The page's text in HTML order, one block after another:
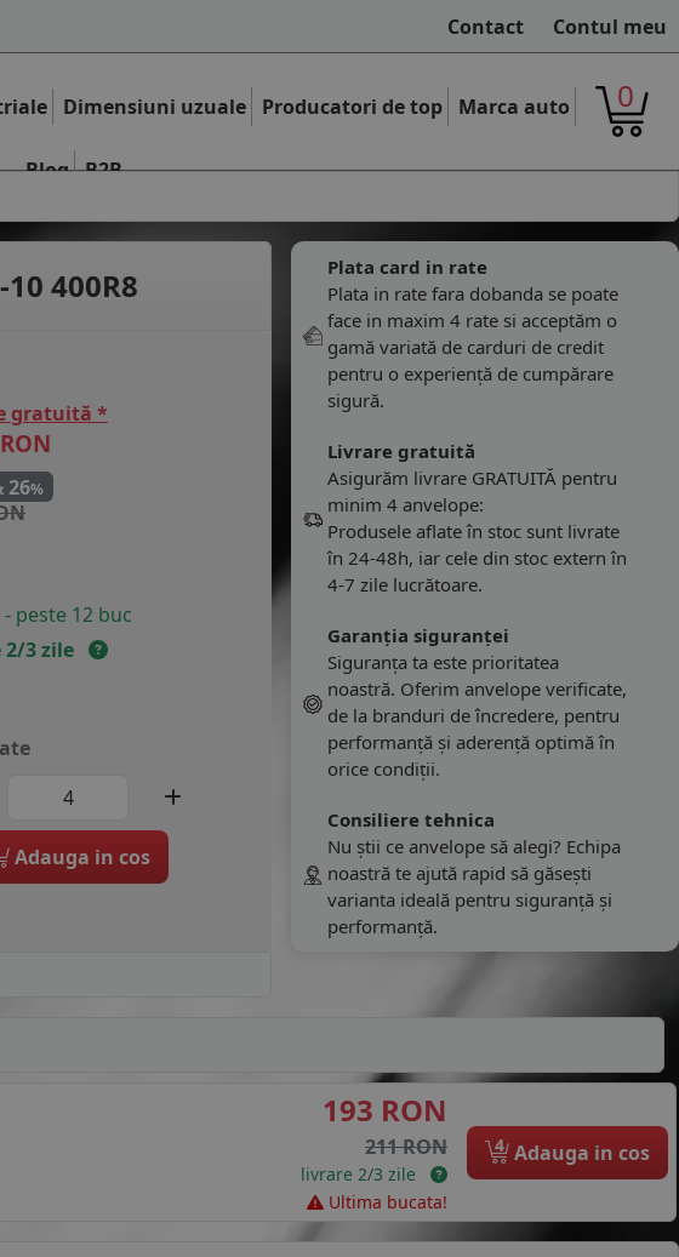
Contact Contul meu
Dimensiuni uzuale Producatori de top Marca auto
Blog B2B
0
10 400R8
gratuită *
RON
26%
peste 12 buc
3 zile
Adauga in cos
Plata card in rate
Plata in rate fara dobanda se poate
face in maxim 4 rate si acceptăm o
gamă variată de carduri de credit
pentru o experiență de cumpărare
sigură.
Livrare gratuită
Asigurăm livrare GRATUITĂ pentru
minim 4 anvelope:
Produsele aflate în stoc sunt livrate
în 24-48h, iar cele din stoc extern în
4-7 zile lucrătoare.
Garanția siguranței
Siguranța ta este prioritatea
noastră. Oferim anvelope verificate,
de la branduri de încredere, pentru
performanță și aderență optimă în
orice condiții.
Consiliere tehnica
Nu știi ce anvelope să alegi? Echipa
noastră te ajută rapid să găsești
varianta ideală pentru siguranță și
performanță.
193 RON
211 RON
livrare 2/3 zile
Ultima bucata!
4 Adauga in cos